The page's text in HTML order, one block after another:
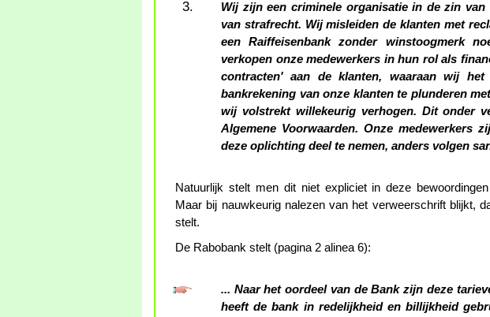
Wij zijn een criminele organisatie in de zin van
van strafrecht. Wij misleiden de klanten met
een Raiffeisenbank zonder winstoogmerk
verkopen onze medewerkers in hun rol als
contracten' aan de klanten, waaraan wij
bankrekening van onze klanten te plunderen
wij volstrekt willekeurig verhogen. Dit onder
Algemene Voorwaarden. Onze medewerkers
deze oplichting deel te nemen, anders volgen
Natuurlijk stelt men dit niet expliciet in deze
Maar bij nauwkeurig nalezen van het verweerschrift blijkt,
stelt.
De Rabobank stelt (pagina 2 alinea 6):
... Naar het oordeel van de Bank zijn deze
heeft de bank in redelijkheid en billijkheid